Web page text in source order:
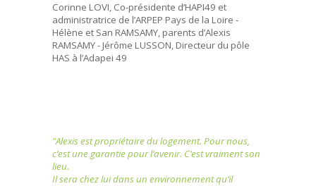
Corinne LOVI, Co-présidente d’HAPI49 et
administratrice de l’ARPEP Pays de la Loire -
Hélène et San RAMSAMY, parents d’Alexis
RAMSAMY - Jérôme LUSSON, Directeur du pôle
HAS à l’Adapei 49
"Alexis est propriétaire du logement. Pour nous,
c’est une garantie pour l’avenir. C’est vraiment son
lieu.
Il sera chez lui dans un environnement qu’il